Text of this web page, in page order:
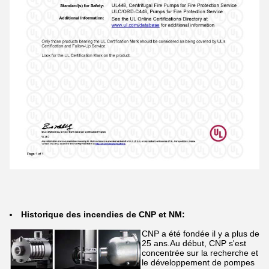
Historique des incendies de CNP et NM:
CNP a été fondée il y a plus de
25 ans.Au début, CNP s'est
concentrée sur la recherche et
le développement de pompes